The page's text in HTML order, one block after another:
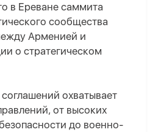
в Ереване саммита
го сообщества
Арменией и
о стратегическом
охватывает
от высоких
до военно-